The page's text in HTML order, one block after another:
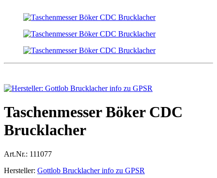
Taschenmesser Böker CDC
Brucklacher
Art.Nr.: 111077
Hersteller: Gottlob Brucklacher info zu GPSR